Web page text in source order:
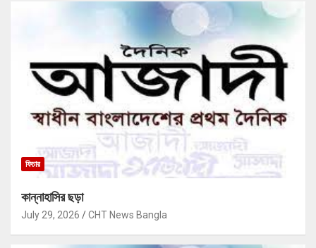
ফিচার
কান্নাহাসির ছড়া
July 29, 2026 CHT News Bangla